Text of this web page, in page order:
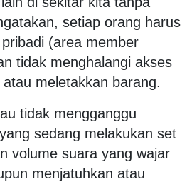
setiap orang harus
(area member
tidak menghalangi akses
meletakkan barang.
tidak mengganggu
sedang melakukan set
volume suara yang wajar
menjatuhkan atau